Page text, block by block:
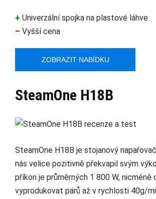
+ Univerzální spojka na plastové láhve
– Vyšší cena
ZOBRAZIT NABÍDKU
SteamOne H18B
SteamOne H18B je stojanový
nás velice pozitivně překvapil svým
příkon je průměrných 1 800 W, nicméně
vyprodukovat párů až v rychlosti 40g/